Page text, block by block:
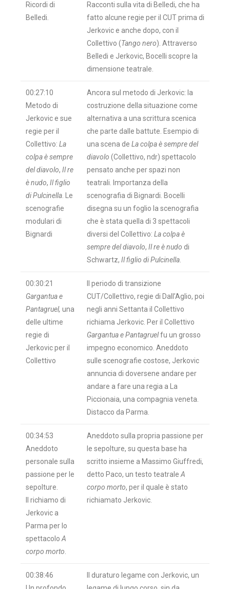
Ricordi di
Belledi.
Racconti sulla vita di Belledi, che ha
fatto alcune regie per il CUT prima di
Jerkovic e anche dopo, con il
Collettivo (Tango nero). Attraverso
Belledi e Jerkovic, Bocelli scopre la
dimensione teatrale.
00:27:10
Metodo di
Jerkovic e sue
regie per il
Collettivo: La
colpa è sempre
del diavolo, Il re
è nudo, Il figlio
di Pulcinella. Le
scenografie
modulari di
Bignardi
Ancora sul metodo di Jerkovic: la
costruzione della situazione come
alternativa a una scrittura scenica
che parte dalle battute. Esempio di
una scena de La colpa è sempre del
diavolo (Collettivo, ndr) spettacolo
pensato anche per spazi non
teatrali. Importanza della
scenografia di Bignardi. Bocelli
disegna su un foglio la scenografia
che è stata quella di 3 spettacoli
diversi del Collettivo: La colpa è
sempre del diavolo, Il re è nudo di
Schwartz, Il figlio di Pulcinella.
00:30:21
Gargantua e
Pantagruel, una
delle ultime
regie di
Jerkovic per il
Collettivo
Il periodo di transizione
CUT/Collettivo, regie di Dall’Aglio, poi
negli anni Settanta il Collettivo
richiama Jerkovic. Per il Collettivo
Gargantua e Pantagruelfu un grosso
impegno economico. Aneddoto
sulle scenografie costose, Jerkovic
annuncia di doversene andare per
andare a fare una regia a La
Piccionaia, una compagnia veneta.
Distacco da Parma.
00:34:53
Aneddoto
personale sulla
passione per le
sepolture.
Il richiamo di
Jerkovic a
Parma per lo
spettacoloA
corpo morto.
Aneddoto sulla propria passione per
le sepolture, su questa base ha
scritto insieme a Massimo Giuffredi,
detto Paco, un testo teatraleA
corpo morto, per il quale è stato
richiamato Jerkovic.
00:38:46
Il duraturo legame con Jerkovic, un